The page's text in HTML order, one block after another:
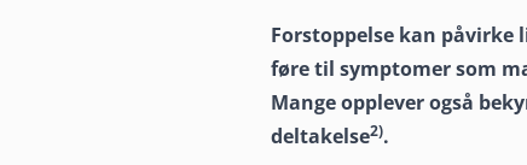
Kan
Forstoppelse kan
føre til symptomer som
Mange opplever også
deltakelse2).